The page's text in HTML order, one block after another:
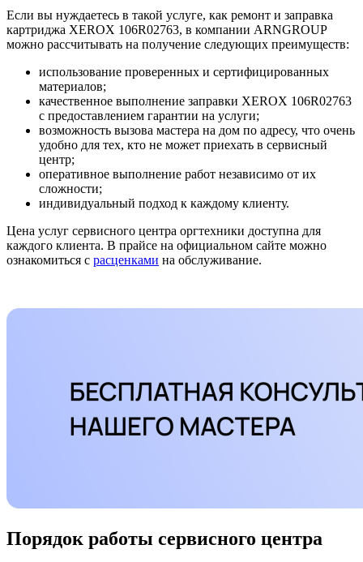
Если вы нуждаетесь в такой услуге, как ремонт и заправка
картриджа XEROX 106R02763, в компании ARNGROUP
можно рассчитывать на получение следующих преимуществ:
использование проверенных и сертифицированных
материалов;
качественное выполнение заправки XEROX 106R02763
с предоставлением гарантии на услуги;
возможность вызова мастера на дом по адресу, что очень
удобно для тех, кто не может приехать в сервисный
центр;
оперативное выполнение работ независимо от их
сложности;
индивидуальный подход к каждому клиенту.
Цена услуг сервисного центра оргтехники доступна для
каждого клиента. В прайсе на официальном сайте можно
ознакомиться с расценками на обслуживание.
Порядок работы сервисного центра